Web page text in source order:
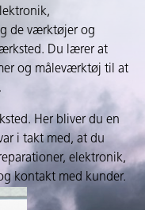
de værktøjer og
Du lærer at
og måleværktøj til at
Her bliver du en
i takt med, at du
elektronik,
kontakt med kunder.